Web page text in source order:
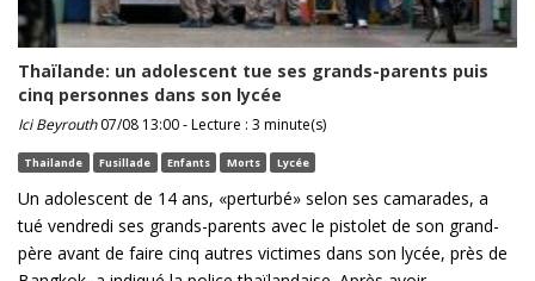
Thaïlande: un adolescent tue ses grands-parents puis
cinq personnes dans son lycée
Ici Beyrouth07/08 13:00 - Lecture : 3 minute(s)
Thailande Fusillade Enfants Morts Lycée
Un adolescent de 14 ans, «perturbé» selon ses camarades, a
tué vendredi ses grands-parents avec le pistolet de son grand-
père avant de faire cinq autres victimes dans son lycée, près de